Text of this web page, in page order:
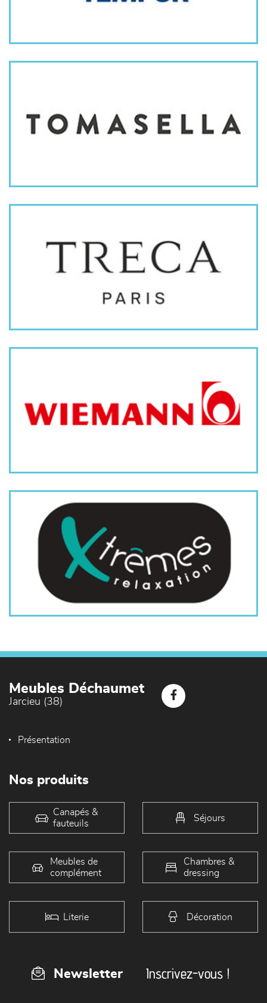
Meubles Déchaumet
Jarcieu (38)
Présentation
Nos produits
Canapés &
fauteuils
Séjours
Meubles de
complément
Chambres &
dressing
Literie Décoration
Newsletter Inscrivez-vous !